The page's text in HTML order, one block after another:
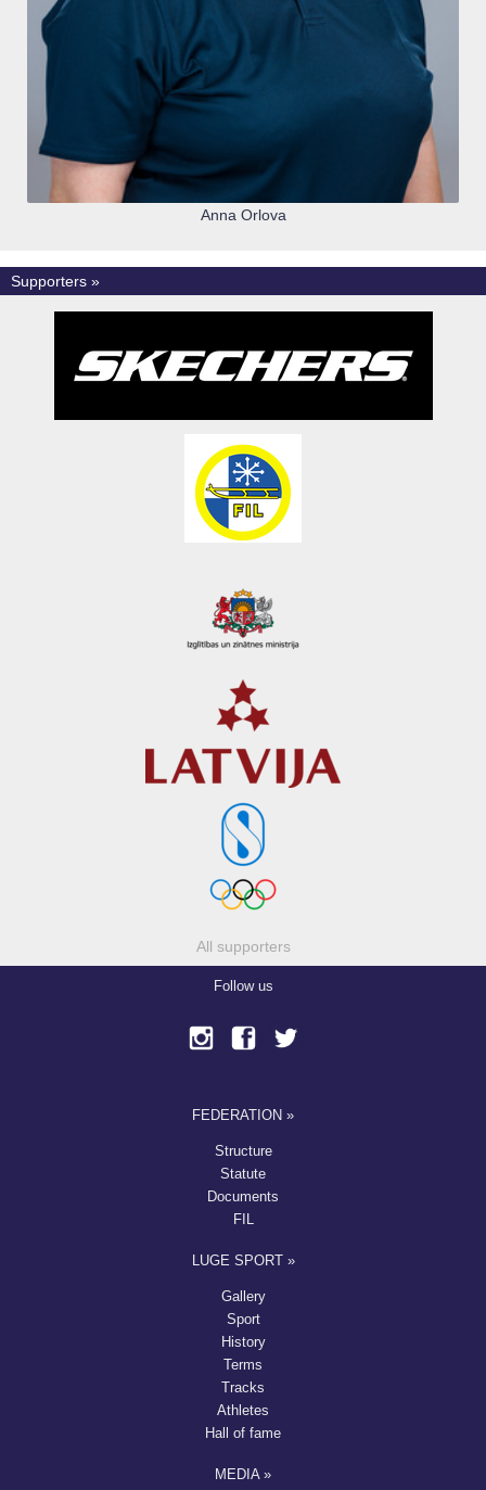
Anna Orlova
Supporters »
All supporters
Follow us
FEDERATION »
Structure
Statute
Documents
FIL
LUGE SPORT »
Gallery
Sport
History
Terms
Tracks
Athletes
Hall of fame
MEDIA »